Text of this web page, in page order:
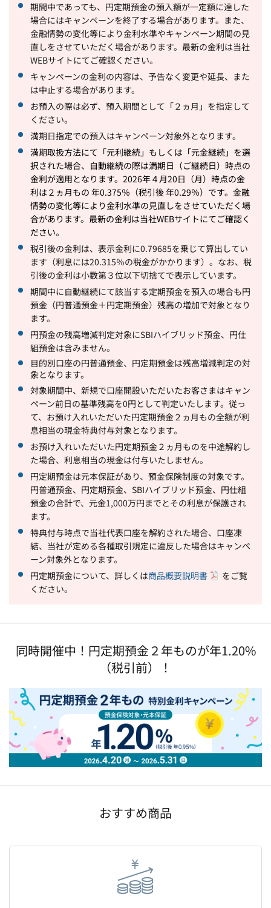
期間中であっても、円定期預金の預入額が一定額に達した
場合にはキャンペーンを終了する場合があります。また、
金融情勢の変化等により金利水準やキャンペーン期間の見
直しをさせていただく場合があります。最新の金利は当社
WEBサイトにてご確認ください。
キャンペーンの金利の内容は、予告なく変更や延長、また
は中止する場合があります。
お預入の際は必ず、預入期間として「２ヵ月」を指定して
ください。
満期日指定での預入はキャンペーン対象外となります。
満期取扱方法にて「元利継続」もしくは「元金継続」を選
択された場合、自動継続の際は満期日（ご継続日）時点の
金利が適用となります。2026年４月20日（月）時点の金
利は２ ヵ月もの 年0.375％（税引後 年0.29％）です。金融
情勢の変化等により金利水準の見直しをさせていただく場
合があります。最新の金利は当社WEBサイトにてご確認く
ださい。
税引後の金利は、表示金利に0.79685を乗じて算出してい
ます（利息には20.315％の税金がかかります）。なお、税
引後の金利は小数第３位以下切捨てで表示しています。
期間中に自動継続にて該当する定期預金を預入の場合も円
預金（円普通預金＋円定期預金）残高の増加で対象となり
ます。
円預金の残高増減判定対象にSBIハイブリッド預金、円仕
組預金は含みません。
目的別口座の円普通預金、円定期預金は残高増減判定の対
象となります。
対象期間中、新規で口座開設いただいたお客さまはキャン
ペーン前日の基準残高を0円として判定いたします。従っ
て、お預け入れいただいた円定期預金２ヵ月もの全額が利
息相当の現金特典付与対象となります。
お預け入れいただいた円定期預金２ヵ月ものを中途解約し
た場合、利息相当の現金は付与いたしません。
円定期預金は元本保証があり、預金保険制度の対象です。
円普通預金、円定期預金、SBIハイブリッド預金、円仕組
預金の合計で、元金1,000万円までとその利息が保護され
ます。
特典付与時点で当社代表口座を解約された場合、口座凍
結、当社が定める各種取引規定に違反した場合はキャンペ
ーン対象外となります。
円定期預金について、詳しくは商品概要説明書
をご覧
ください。
同時開催中！円定期預金２年ものが年1.20%
（税引前）！
おすすめ商品